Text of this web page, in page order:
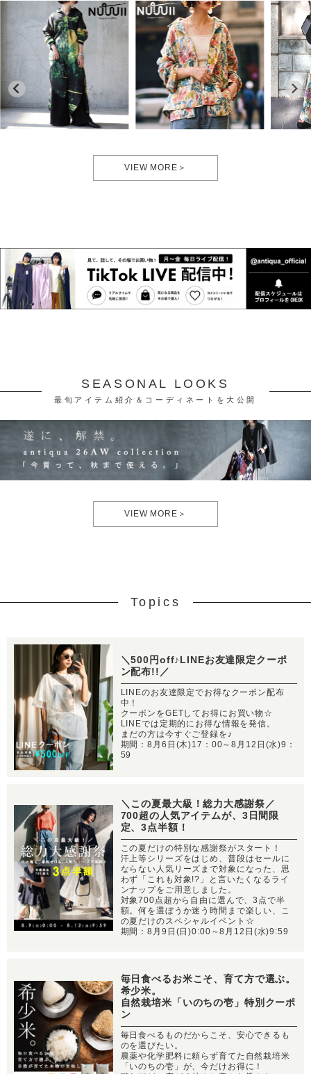
VIEW MORE＞
SEASONAL LOOKS
最旬アイテム紹介＆コーディネートを大公開
VIEW MORE＞
Topics
＼500円off♪LINEお友達限定クーポ
ン配布!!／
LINEのお友達限定でお得なクーポン配布
中！
クーポンをGETしてお得にお買い物☆
LINEでは定期的にお得な情報を発信。
まだの方は今すぐご登録を♪
期間：8月6日(木)17：00～8月12日(水)9：
59
＼この夏最大級！総力大感謝祭／
700超の人気アイテムが、3日間限
定、3点半額！
この夏だけの特別な感謝祭がスタート！
汗上等シリーズをはじめ、普段はセールに
ならない人気リーズまで対象になった、思
わず「これも対象!?」と言いたくなるライ
ンナップをご用意しました。
対象700点超から自由に選んで、3点で半
額。何を選ぼうか迷う時間まで楽しい、こ
の夏だけのスペシャルイベント☆
期間：8月9日(日)0:00～8月12日(水)9:59
毎日食べるお米こそ、育て方で選ぶ。
希少米。
自然栽培米「いのちの壱」特別クーポ
ン
毎日食べるものだからこそ、安心できるも
のを選びたい。
農薬や化学肥料に頼らず育てた自然栽培米
「いのちの壱」が、今だけお得に！